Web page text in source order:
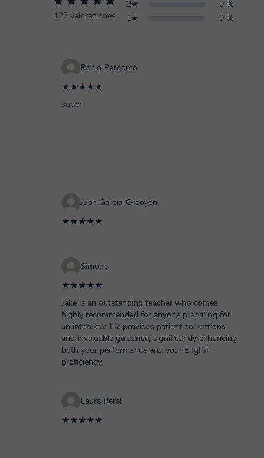
127 valoraciones
2★
0 %
1★
0 %
Rocio Perdomo
★★★★★
super
Juan García-Orcoyen
★★★★★
Simone
★★★★★
Jake is an outstanding teacher who comes
highly recommended for anyone preparing for
an interview. He provides patient corrections
and invaluable guidance, significantly enhancing
both your performance and your English
proficiency.
Laura Peral
★★★★★